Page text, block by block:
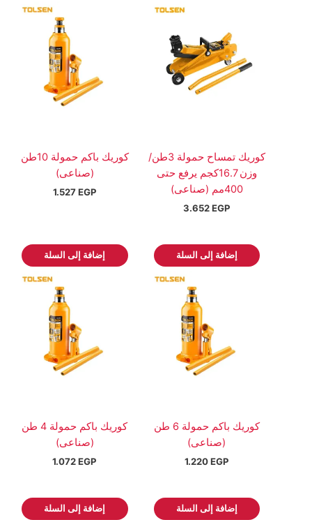
كوريك تمساح حمولة 3طن/
وزن 16.7كجم يرفع حتى
400مم (صناعى)
3.652EGP
إضافة إلى السلة
كوريك باكم حمولة 10طن
(صناعى)
1.527EGP
إضافة إلى السلة
كوريك باكم حمولة 6 طن
(صناعى)
1.220EGP
إضافة إلى السلة
كوريك باكم حمولة 4 طن
(صناعى)
1.072EGP
إضافة إلى السلة